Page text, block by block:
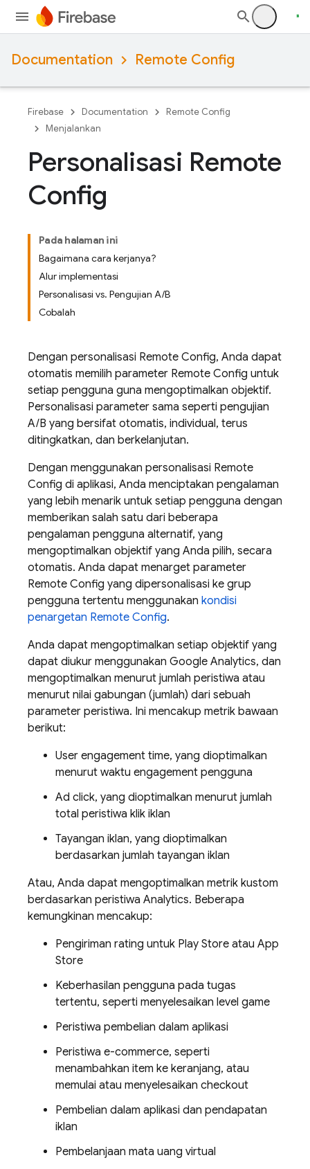
Documentation Remote Config
Firebase Documentation
Remote Config
Menjalankan
Personalisasi Remote
Config
Pada halaman ini
Bagaimana cara kerjanya?
Alur implementasi
Personalisasi vs. Pengujian A/B
Cobalah
Dengan personalisasi Remote Config, Anda dapat
otomatis memilih parameter Remote Config untuk
setiap pengguna guna mengoptimalkan objektif.
Personalisasi parameter sama seperti pengujian
A/B yang bersifat otomatis, individual, terus
ditingkatkan, dan berkelanjutan.
Dengan menggunakan personalisasi Remote
Config di aplikasi, Anda menciptakan pengalaman
yang lebih menarik untuk setiap pengguna dengan
memberikan salah satu dari beberapa
pengalaman pengguna alternatif, yang
mengoptimalkan objektif yang Anda pilih, secara
otomatis. Anda dapat menarget parameter
Remote Config yang dipersonalisasi ke grup
pengguna tertentu menggunakan kondisi
penargetan Remote Config.
Anda dapat mengoptimalkan setiap objektif yang
dapat diukur menggunakan Google Analytics, dan
mengoptimalkan menurut jumlah peristiwa atau
menurut nilai gabungan (jumlah) dari sebuah
parameter peristiwa. Ini mencakup metrik bawaan
berikut:
User engagement time, yang dioptimalkan
menurut waktu engagement pengguna
Ad click, yang dioptimalkan menurut jumlah
total peristiwa klik iklan
Tayangan iklan, yang dioptimalkan
berdasarkan jumlah tayangan iklan
Atau, Anda dapat mengoptimalkan metrik kustom
berdasarkan peristiwa Analytics. Beberapa
kemungkinan mencakup:
Pengiriman rating untuk Play Store atau App
Store
Keberhasilan pengguna pada tugas
tertentu, seperti menyelesaikan level game
Peristiwa pembelian dalam aplikasi
Peristiwa e-commerce, seperti
menambahkan item ke keranjang, atau
memulai atau menyelesaikan checkout
Pembelian dalam aplikasi dan pendapatan
iklan
Pembelanjaan mata uang virtual